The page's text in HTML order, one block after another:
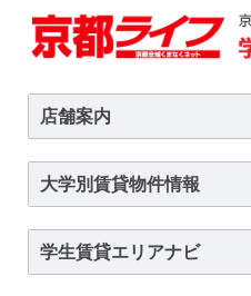
店舗案内
大学別賃貸物件情報
学生賃貸エリアナビ